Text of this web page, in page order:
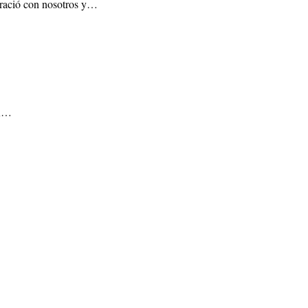
con nosotros y…